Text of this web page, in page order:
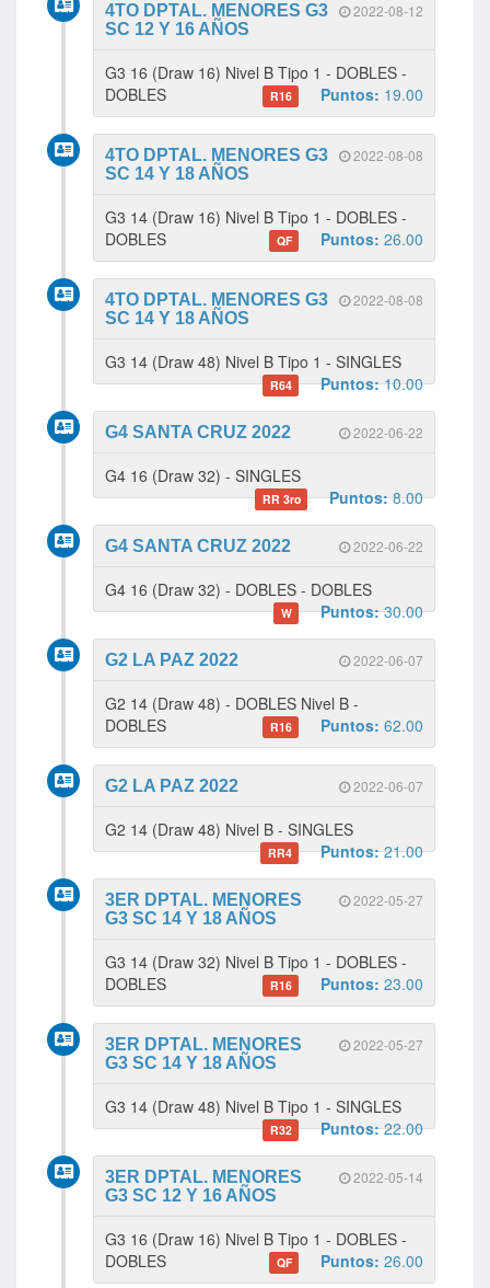
2022-08-12
4TO DPTAL. MENORES G3
SC 12 Y 16 AÑOS
G3 16 (Draw 16) Nivel B Tipo 1 - DOBLES -
DOBLES
R16 Puntos: 19.00
2022-08-08
4TO DPTAL. MENORES G3
SC 14 Y 18 AÑOS
G3 14 (Draw 16) Nivel B Tipo 1 - DOBLES -
DOBLES
QF Puntos: 26.00
2022-08-08
4TO DPTAL. MENORES G3
SC 14 Y 18 AÑOS
G3 14 (Draw 48) Nivel B Tipo 1 - SINGLES
R64 Puntos:10.00
2022-06-22
G4 SANTA CRUZ 2022
G4 16 (Draw 32) - SINGLES
RR 3ro Puntos:8.00
2022-06-22
G4 SANTA CRUZ 2022
G4 16 (Draw 32) - DOBLES - DOBLES
W Puntos:30.00
2022-06-07
G2 LA PAZ 2022
G2 14 (Draw 48) - DOBLES Nivel B -
DOBLES
R16 Puntos: 62.00
2022-06-07
G2 LA PAZ 2022
G2 14 (Draw 48) Nivel B - SINGLES
RR4 Puntos:21.00
2022-05-27
3ER DPTAL. MENORES
G3 SC 14 Y 18 AÑOS
G3 14 (Draw 32) Nivel B Tipo 1 - DOBLES -
DOBLES
R16 Puntos: 23.00
2022-05-27
3ER DPTAL. MENORES
G3 SC 14 Y 18 AÑOS
G3 14 (Draw 48) Nivel B Tipo 1 - SINGLES
R32 Puntos:22.00
2022-05-14
3ER DPTAL. MENORES
G3 SC 12 Y 16 AÑOS
G3 16 (Draw 16) Nivel B Tipo 1 - DOBLES -
DOBLES
QF Puntos: 26.00